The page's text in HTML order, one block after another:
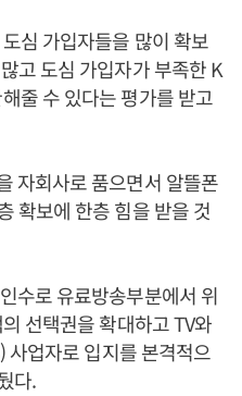
심 가입자들을 많이 확보
고 도심 가입자가 부족한 K
줄 수 있다는 평가를 받고
자회사로 품으면서 알뜰폰
확보에 한층 힘을 받을 것
수로 유료방송부분에서 위
선택권을 확대하고 TV와
사업자로 입지를 본격적으
다.